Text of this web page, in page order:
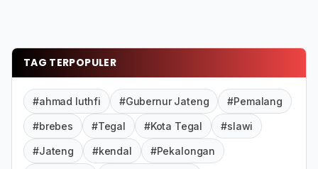
TAG TERPOPULER
#ahmad luthfi #Gubernur Jateng #Pemalang
#brebes #Tegal #Kota Tegal #slawi
#Jateng #kendal #Pekalongan